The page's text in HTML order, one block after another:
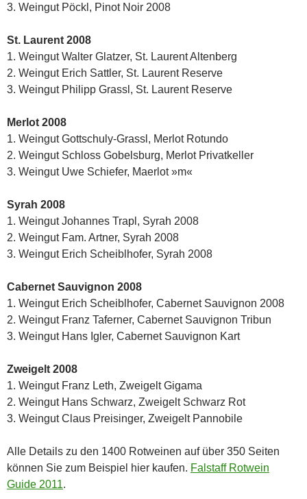
3. Weingut Pöckl, Pinot Noir 2008
St. Laurent 2008
1. Weingut Walter Glatzer, St. Laurent Altenberg
2. Weingut Erich Sattler, St. Laurent Reserve
3. Weingut Philipp Grassl, St. Laurent Reserve
Merlot 2008
1. Weingut Gottschuly-Grassl, Merlot Rotundo
2. Weingut Schloss Gobelsburg, Merlot Privatkeller
3. Weingut Uwe Schiefer, Maerlot »m«
Syrah 2008
1. Weingut Johannes Trapl, Syrah 2008
2. Weingut Fam. Artner, Syrah 2008
3. Weingut Erich Scheiblhofer, Syrah 2008
Cabernet Sauvignon 2008
1. Weingut Erich Scheiblhofer, Cabernet Sauvignon 2008
2. Weingut Franz Taferner, Cabernet Sauvignon Tribun
3. Weingut Hans Igler, Cabernet Sauvignon Kart
Zweigelt 2008
1. Weingut Franz Leth, Zweigelt Gigama
2. Weingut Hans Schwarz, Zweigelt Schwarz Rot
3. Weingut Claus Preisinger, Zweigelt Pannobile
Alle Details zu den 1400 Rotweinen auf über 350 Seiten
können Sie zum Beispiel hier kaufen. Falstaff Rotwein
Guide 2011.